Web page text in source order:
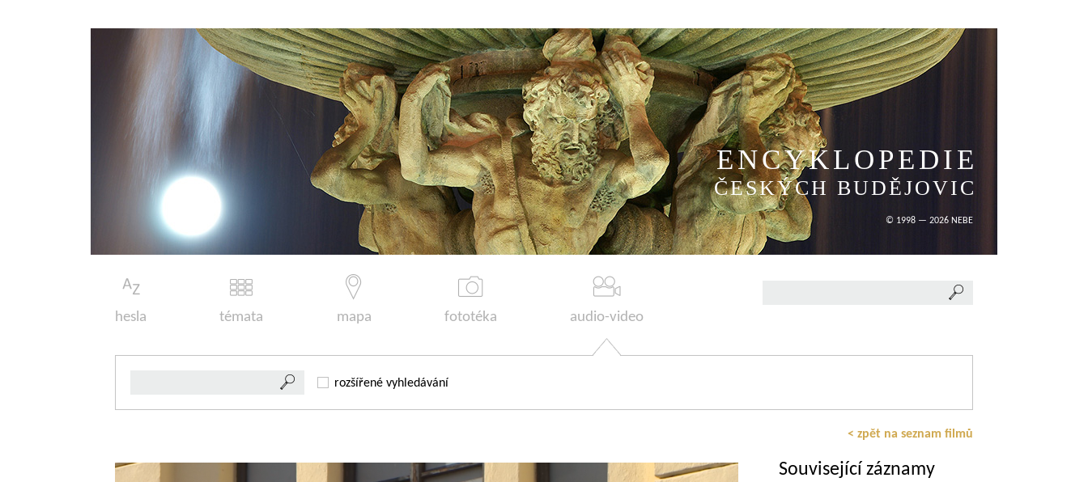
ENCYKLOPEDIE
ČESKÝCH BUDĚJOVIC
© 1998 — 2026 NEBE
hesla témata mapa fototéka audio-video
rozšířené vyhledávání
< zpět na seznam filmů
Související záznamy